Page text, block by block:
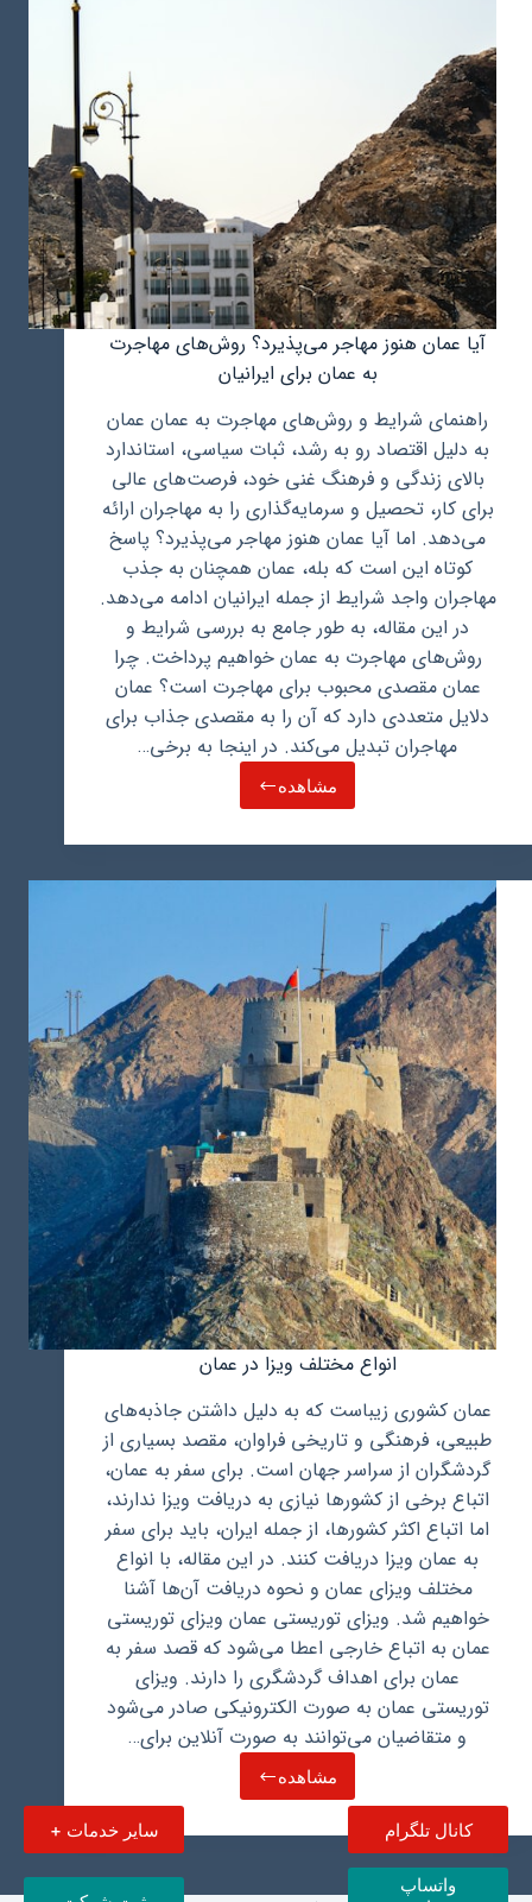
آیا عمان هنوز مهاجر می‌پذیرد؟ روش‌های مهاجرت
به عمان برای ایرانیان
راهنمای شرایط و روش‌های مهاجرت به عمان عمان
به دلیل اقتصاد رو به رشد، ثبات سیاسی، استاندارد
بالای زندگی و فرهنگ غنی خود، فرصت‌های عالی
برای کار، تحصیل و سرمایه‌گذاری را به مهاجران ارائه
می‌دهد. اما آیا عمان هنوز مهاجر می‌پذیرد؟ پاسخ
کوتاه این است که بله، عمان همچنان به جذب
مهاجران واجد شرایط از جمله ایرانیان ادامه می‌دهد.
در این مقاله، به طور جامع به بررسی شرایط و
روش‌های مهاجرت به عمان خواهیم پرداخت. چرا
عمان مقصدی محبوب برای مهاجرت است؟ عمان
دلایل متعددی دارد که آن را به مقصدی جذاب برای
مهاجران تبدیل می‌کند. در اینجا به برخی…
مشاهده
آیا
هنوز
می‌پذیرد؟
عمان
برای
ایرانیان
انواع مختلف ویزا در عمان
عمان کشوری زیباست که به دلیل داشتن جاذبه‌های
طبیعی، فرهنگی و تاریخی فراوان، مقصد بسیاری از
گردشگران از سراسر جهان است. برای سفر به عمان،
اتباع برخی از کشورها نیازی به دریافت ویزا ندارند،
اما اتباع اکثر کشورها، از جمله ایران، باید برای سفر
به عمان ویزا دریافت کنند. در این مقاله، با انواع
مختلف ویزای عمان و نحوه دریافت آن‌ها آشنا
خواهیم شد. ویزای توریستی عمان ویزای توریستی
عمان به اتباع خارجی اعطا می‌شود که قصد سفر به
عمان برای اهداف گردشگری را دارند. ویزای
توریستی عمان به صورت الکترونیکی صادر می‌شود
و متقاضیان می‌توانند به صورت آنلاین برای…
مشاهده
انواع
ویزا
واتساپ
کانال تلگرام سایر خدمات +